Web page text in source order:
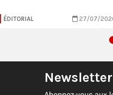
ÉDITORIAL 27/07/
Newsletter